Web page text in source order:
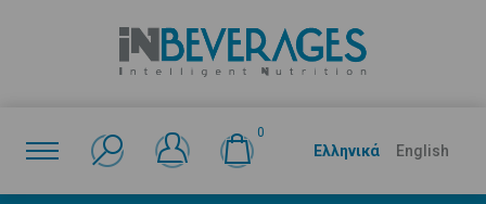
0
Ελληνικά English